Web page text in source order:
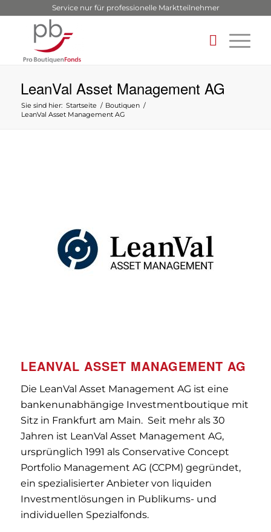
Service nur für professionelle Marktteilnehmer
LeanVal Asset Management AG
Sie sind hier: Startseite / Boutiquen /
LeanVal Asset Management AG
LEANVAL ASSET MANAGEMENT AG
Die LeanVal Asset Management AG ist eine
bankenunabhängige Investmentboutique mit
Sitz in Frankfurt am Main. Seit mehr als 30
Jahren ist LeanVal Asset Management AG,
ursprünglich 1991 als Conservative Concept
Portfolio Management AG (CCPM) gegründet,
ein spezialisierter Anbieter von liquiden
Investmentlösungen in Publikums- und
individuellen Spezialfonds.